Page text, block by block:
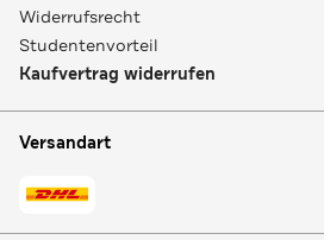
Widerrufsrecht
Studentenvorteil
Kaufvertrag widerrufen
Versandart